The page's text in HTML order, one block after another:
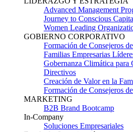
Advanced Management
Journey to Conscious
Women Leading
GOBIERNO CORPORATIVO
Formación de Consejeros
Familias Empresarias
Gobernanza Climática para
Directivos
Creación de Valor en la
Formación de Consejeros
MARKETING
B2B Brand Bootcamp
In-Company
Soluciones Empresariales